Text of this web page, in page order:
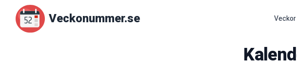
Veckonummer.se Veckor